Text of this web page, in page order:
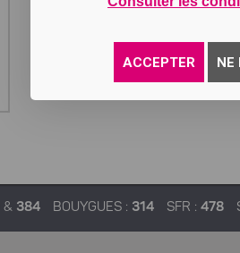
ACCEPTER NE
& 384 BOUYGUES : 314 SFR : 478